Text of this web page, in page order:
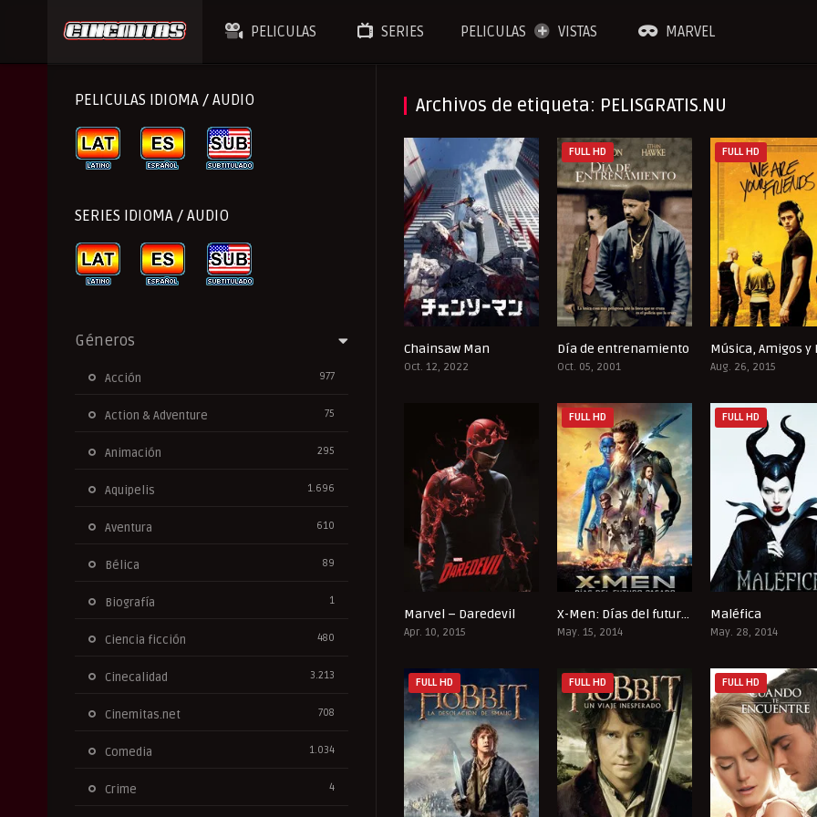
PELICULAS SERIES PELICULAS VISTAS MARVEL
Archivos de etiqueta: PELISGRATIS.NU
Chainsaw Man
Oct. 12, 2022
7.7
FULL HD
Día de entrenamiento
Oct. 05, 2001
FULL HD
Aug. 26, 2015
8.143
Marvel – Daredevil
Apr. 10, 2015
7.9
FULL HD
X-Men: Días del futuro pasado
May. 15, 2014
FULL HD
Maléfica
May. 28, 2014
FULL HD FULL HD FULL HD
PELICULAS IDIOMA / AUDIO
SERIES IDIOMA / AUDIO
Géneros
Acción 977
Action & Adventure 75
Animación 295
Aquipelis 1.696
Aventura 610
Bélica 89
Biografía 1
Ciencia ficción 480
Cinecalidad 3.213
Cinemitas.net 708
Comedia 1.034
Crime 4